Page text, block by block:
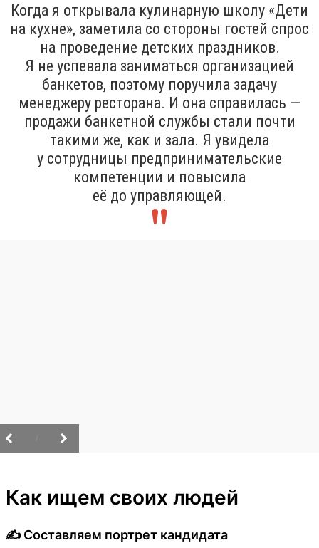
Когда я открывала кулинарную школу «Дети
на кухне», заметила со стороны гостей спрос
на проведение детских праздников.
Я не успевала заниматься организацией
банкетов, поэтому поручила задачу
менеджеру ресторана. И она справилась —
продажи банкетной службы стали почти
такими же, как и зала. Я увидела
у сотрудницы предпринимательские
компетенции и повысила
её до управляющей.
Как ищем своих людей
✍️ Составляем портрет кандидата